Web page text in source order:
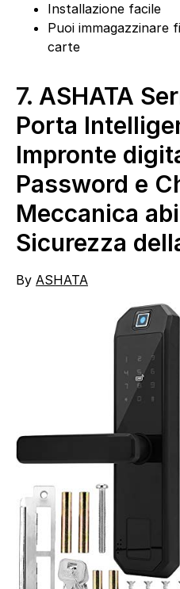
Installazione facile
Puoi immagazzinare
carte
7. ASHATA
Porta
Impronte
Password e
Meccanica
Sicurezza
By ASHATA